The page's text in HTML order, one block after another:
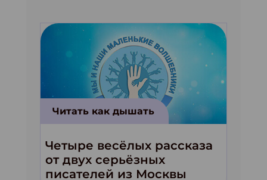
Читать как дышать
Четыре весёлых рассказа
от двух серьёзных
писателей из Москвы